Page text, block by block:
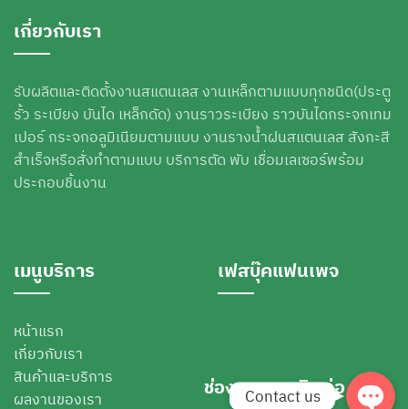
เกี่ยวกับเรา
รับผลิตและติดตั้งงานสแตนเลส งานเหล็กตามแบบทุกชนิด(ประตู
รั้ว ระเบียง บันได เหล็กดัด) งานราวระเบียง ราวบันไดกระจกเทม
เปอร์ กระจกอลูมิเนียมตามแบบ งานรางน้ำฝนสแตนเลส สังกะสี
สำเร็จหรือสั่งทำตามแบบ บริการตัด พับ เชื่อมเลเซอร์พร้อม
ประกอบชิ้นงาน
เมนูบริการ
หน้าแรก
เกี่ยวกับเรา
สินค้าและบริการ
ผลงานของเรา
เฟสบุ๊คแฟนเพจ
ช่องทางการติดต่อ
Contact us